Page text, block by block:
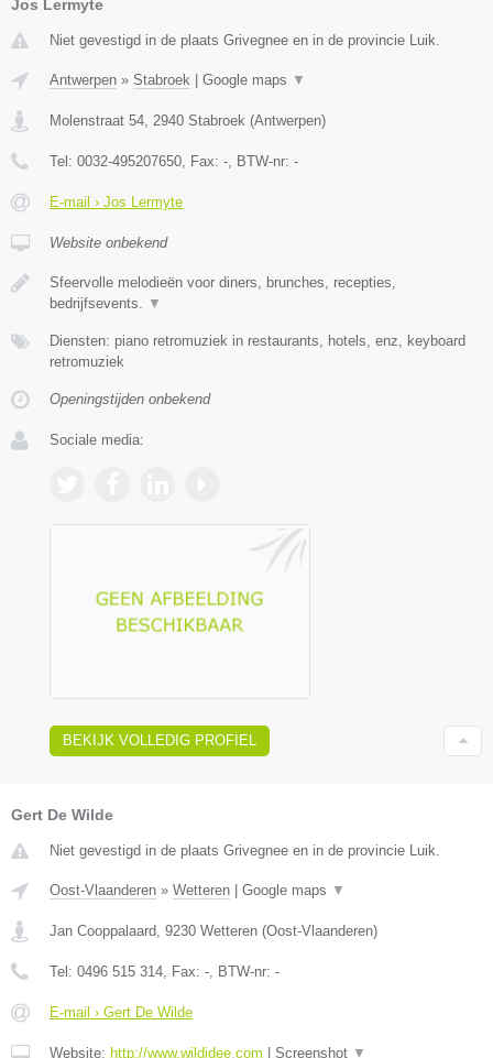
Jos Lermyte
Niet gevestigd in de plaats Grivegnee en in de provincie Luik.
Antwerpen » Stabroek Google maps ▼
Molenstraat 54, 2940 Stabroek (Antwerpen)
Tel: 0032-495207650, Fax: -, BTW-nr: -
E-mail › Jos Lermyte
Website onbekend
Sfeervolle melodieën voor diners, brunches, recepties,
bedrijfsevents. ▼
Diensten: piano retromuziek in restaurants, hotels, enz, keyboard
retromuziek
Openingstijden onbekend
Sociale media:
BEKIJK VOLLEDIG PROFIEL
Gert De Wilde
Niet gevestigd in de plaats Grivegnee en in de provincie Luik.
Oost-Vlaanderen » Wetteren Google maps ▼
Jan Cooppalaard 9230 Wetteren (Oost-Vlaanderen)
Tel: 0496 515 314 , Fax: - , BTW-nr: -
E-mail › Gert De Wilde
Website: http://www.wildidee.com Screenshot ▼